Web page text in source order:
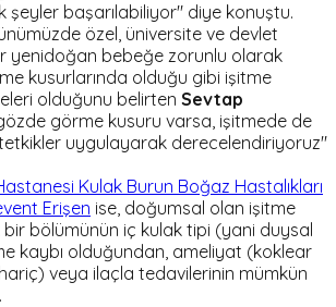
şeyler başarılabiliyor" diye konuştu.
özel, üniversite ve devlet
yenidoğan bebeğe zorunlu olarak
kusurlarında olduğu gibi işitme
olduğunu belirten Sevtap
gözde görme kusuru varsa, işitmede de
tetkikler uygulayarak derecelendiriyoruz"
Kulak Burun Boğaz Hastalıkları
Erişen ise, doğumsal olan işitme
bir bölümünün iç kulak tipi (yani duysal
kaybı olduğundan, ameliyat (koklear
veya ilaçla tedavilerinin mümkün